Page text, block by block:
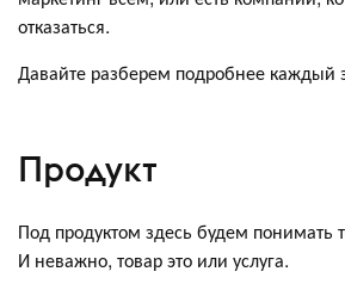
отказаться.
Давайте разберем подробнее каждый
Продукт
Под продуктом здесь будем понимать
И неважно, товар это или услуга.